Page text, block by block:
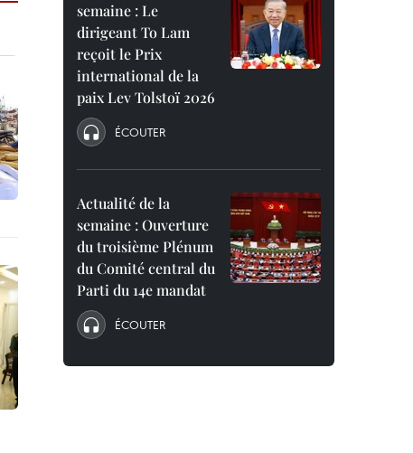
semaine : Le
dirigeant To Lam
reçoit le Prix
international de la
paix Lev Tolstoï 2026
ÉCOUTER
Actualité de la
semaine : Ouverture
du troisième Plénum
du Comité central du
Parti du 14e mandat
ÉCOUTER